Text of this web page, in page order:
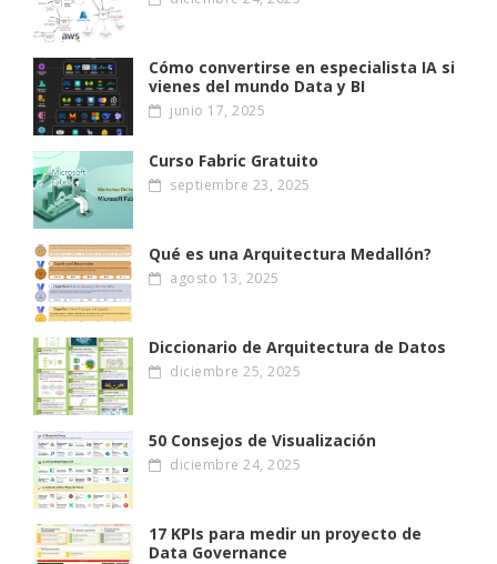
Cómo convertirse en especialista IA si
vienes del mundo Data y BI
junio 17, 2025
Curso Fabric Gratuito
septiembre 23, 2025
Qué es una Arquitectura Medallón?
agosto 13, 2025
Diccionario de Arquitectura de Datos
diciembre 25, 2025
50 Consejos de Visualización
diciembre 24, 2025
17 KPIs para medir un proyecto de
Data Governance